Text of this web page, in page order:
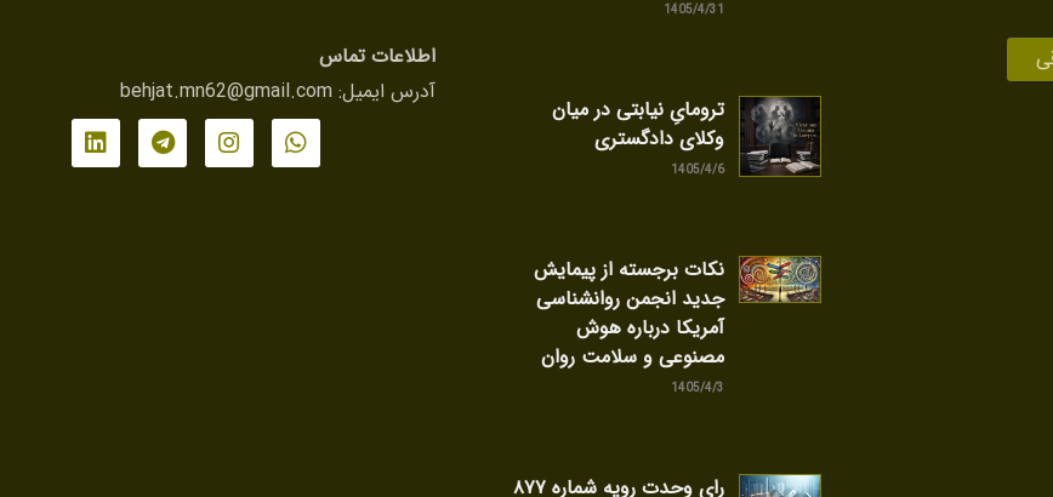
1405/4/31
ترومایِ نیابتی در میان
وکلای دادگستری
1405/4/6
نکات برجسته از پیمایش
جدید انجمن روانشناسی
آمریکا درباره هوش
مصنوعی و سلامت روان
1405/4/3
رای وحدت رویه شماره ۸۷۷
اطلاعات تماس
آدرس ایمیل: behjat.mn62@gmail.com